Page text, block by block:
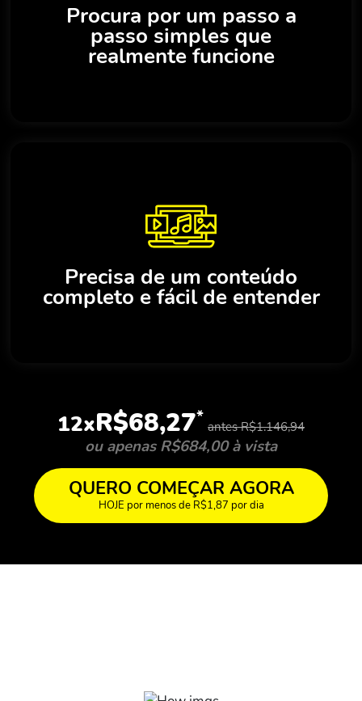
Procura por um passo a
passo simples que
realmente funcione
Precisa de um conteúdo
completo e fácil de entender
12xR$68,27* antes R$1.146,94
ou apenas R$684,00 à vista
QUERO COMEÇAR AGORA
HOJE por menos de R$1,87 por dia